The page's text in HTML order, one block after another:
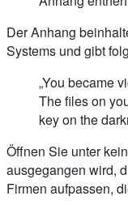
Der Anhang
Systems und gibt
„You became
The files on
key on the
Öffnen Sie unter
ausgegangen wird,
Firmen aufpassen,